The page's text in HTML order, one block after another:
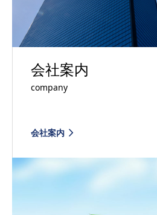
会社案内
company
会社案内